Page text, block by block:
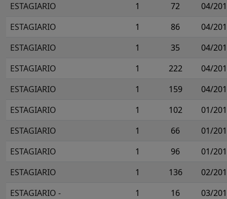
ESTAGIARIO 1 72
04/
ESTAGIARIO
1 86
04/
ESTAGIARIO
1 35
04/
ESTAGIARIO
1 222
04/
ESTAGIARIO
1 159
04/
ESTAGIARIO
1 102
01/
ESTAGIARIO
1 66
01/
ESTAGIARIO
1 96
01/
ESTAGIARIO
1 136
02/
ESTAGIARIO -
1 16 03/